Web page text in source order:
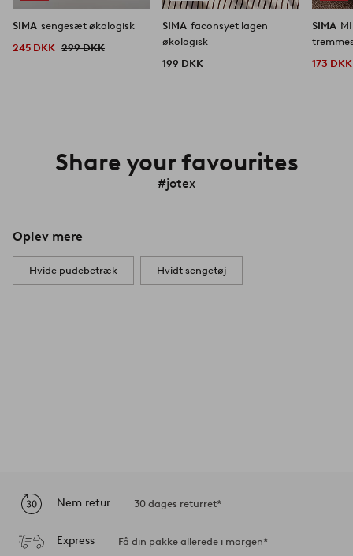
SIMA
sengesæt økologisk
245 DKK 299 DKK
SIMA faconsyet lagen
økologisk
199 DKK
SIMA
173 DKK
Share your favourites
#jotex
Oplev mere
Hvide pudebetræk Hvidt sengetøj
Nem retur 30 dages returret*
Express Få din pakke allerede i morgen*